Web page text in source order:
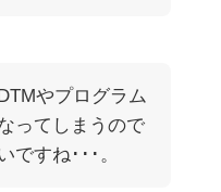
やプログラム
ってしまうので
ですね･･･。